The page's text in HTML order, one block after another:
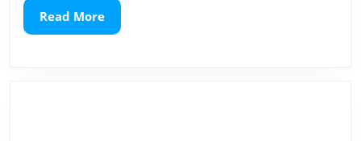
Read MoreRead
More